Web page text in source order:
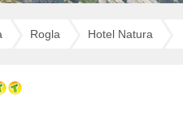
Rogla Hotel Natura